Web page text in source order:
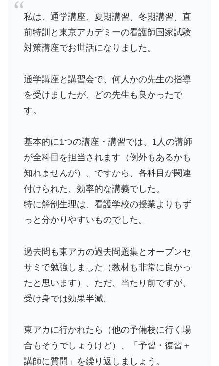
私は、通学講座、夏期講習、冬期講習、直
前特訓と東京アカデミーの看護師国家試験
対策講座でお世話になりました。
通学講座と講習会で、何人かの先生の指導
を受けましたが、どの先生も良かったで
す。
基本的に1つの講座・講習では、1人の講師
が全科目を担当されます（例外もあるかも
知れませんが）。ですから、各科目が関連
付けられた、効率的な講義でした。
特に解剖生理は、看護学校の授業よりもず
っと分かりやすいものでした。
過去問も東アカの過去問題集とオープンセ
サミで勉強しました（教材も非常に良かっ
たと思います）。ただ、当たり前ですが、
受け身では効果半減。
東アカに行かれたら（他の予備校に行く場
合もそうでしょうけど）、「予習・復習＋
講師に質問」を繰り返しましょう。